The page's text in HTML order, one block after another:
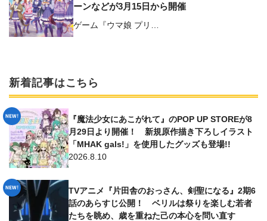
ーンなどが3月15日から開催
ゲーム『ウマ娘 プリ…
新着記事はこちら
『魔法少女にあこがれて』のPOP UP STOREが8
月29日より開催！ 新規原作描き下ろしイラスト
「MHAK gals!」を使用したグッズも登場!!
2026.8.10
TVアニメ『片田舎のおっさん、剣聖になる』2期6
話のあらすじ公開！ ベリルは祭りを楽しむ若者
たちを眺め、歳を重ねた己の本心を問い直す